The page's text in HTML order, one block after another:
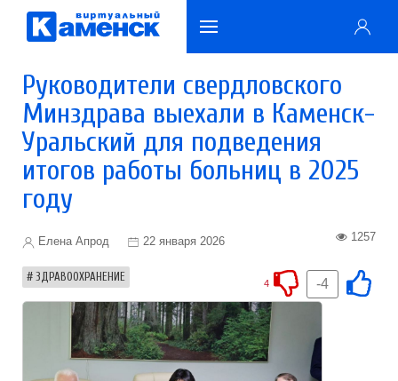
Руководители свердловского
Минздрава выехали в Каменск-
Уральский для подведения
итогов работы больниц в 2025
году
Елена Апрод 22 января 2026 1257
ЗДРАВООХРАНЕНИЕ -4
4